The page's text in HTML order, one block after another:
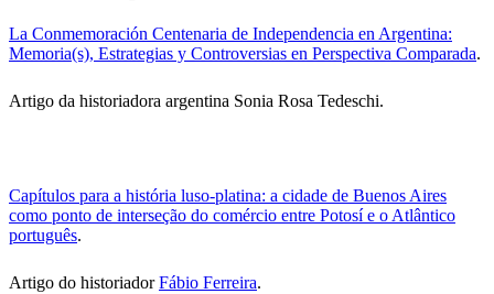
La Conmemoración Centenaria de Independencia en Argentina:
Memoria(s), Estrategias y Controversias en Perspectiva Comparada.
Artigo da historiadora argentina Sonia Rosa Tedeschi.
Capítulos para a história luso-platina: a cidade de Buenos Aires
como ponto de interseção do comércio entre Potosí e o Atlântico
português.
Artigo do historiadorFábio Ferreira.